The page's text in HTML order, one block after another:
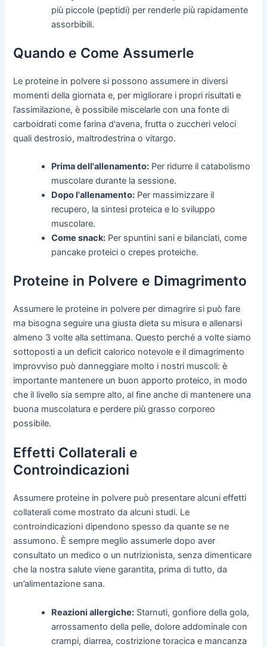
più piccole (peptidi) per renderle più rapidamente
assorbibili.
Quando e Come Assumerle
Le proteine in polvere si possono assumere in diversi
momenti della giornata e, per migliorare i propri risultati e
l’assimilazione, è possibile miscelarle con una fonte di
carboidrati come farina d'avena, frutta o zuccheri veloci
quali destrosio, maltrodestrina o vitargo.
Prima dell'allenamento: Per ridurre il catabolismo
muscolare durante la sessione.
Dopo l'allenamento: Per massimizzare il
recupero, la sintesi proteica e lo sviluppo
muscolare.
Come snack: Per spuntini sani e bilanciati, come
pancake proteici o crepes proteiche.
Proteine in Polvere e Dimagrimento
Assumere le proteine in polvere per dimagrire si può fare
ma bisogna seguire una giusta dieta su misura e allenarsi
almeno 3 volte alla settimana. Questo perché a volte siamo
sottoposti a un deficit calorico notevole e il dimagrimento
improvviso può danneggiare molto i nostri muscoli: è
importante mantenere un buon apporto proteico, in modo
che il livello sia sempre alto, al fine anche di mantenere una
buona muscolatura e perdere più grasso corporeo
possibile.
Effetti Collaterali e
Controindicazioni
Assumere proteine in polvere può presentare alcuni effetti
collaterali come mostrato da alcuni studi. Le
controindicazioni dipendono spesso da quante se ne
assumono. È sempre meglio assumerle dopo aver
consultato un medico o un nutrizionista, senza dimenticare
che la nostra salute viene garantita, prima di tutto, da
un’alimentazione sana.
Reazioni allergiche: Starnuti, gonfiore della gola,
arrossamento della pelle, dolore addominale con
crampi, diarrea, costrizione toracica e mancanza